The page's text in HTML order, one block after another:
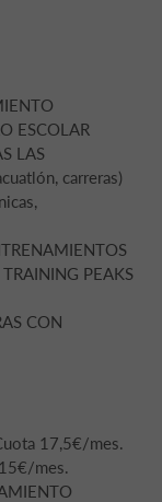
ESCOLAR
LAS
carreras)
PEAKS
CON
17,5€/mes.
mes.